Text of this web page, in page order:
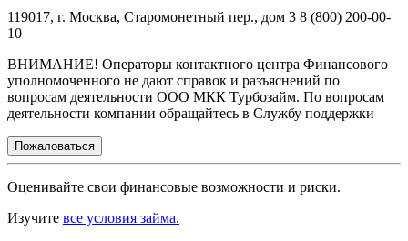
119017, г. Москва, Старомонетный пер., дом 3 8 (800) 200-00-
10
ВНИМАНИЕ! Операторы контактного центра Финансового
уполномоченного не дают справок и разъяснений по
вопросам деятельности ООО МКК Турбозайм. По вопросам
деятельности компании обращайтесь в Службу поддержки
Пожаловаться
Оценивайте свои финансовые возможности и риски.
Изучите все условия займа.